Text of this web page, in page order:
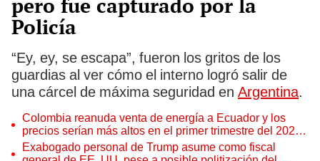
pero fue capturado por la
Policía
“Ey, ey, se escapa”, fueron los gritos de los
guardias al ver cómo el interno logró salir de
una cárcel de máxima seguridad en Argentina.
Colombia reanuda venta de energía a Ecuador y los
precios serían más altos en el primer trimestre del 2027,
según Cenace
Exabogado personal de Trump asume como fiscal